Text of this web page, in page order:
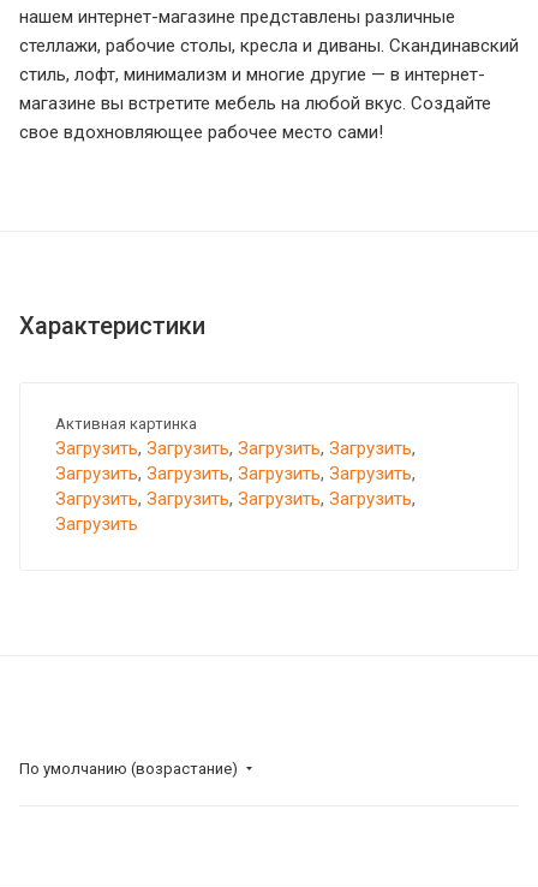
нашем интернет-магазине представлены различные
стеллажи, рабочие столы, кресла и диваны. Скандинавский
стиль, лофт, минимализм и многие другие — в интернет-
магазине вы встретите мебель на любой вкус. Создайте
свое вдохновляющее рабочее место сами!
Характеристики
Активная картинка
Загрузить, Загрузить, Загрузить, Загрузить,
Загрузить, Загрузить, Загрузить, Загрузить,
Загрузить, Загрузить, Загрузить, Загрузить,
Загрузить
По умолчанию (возрастание)